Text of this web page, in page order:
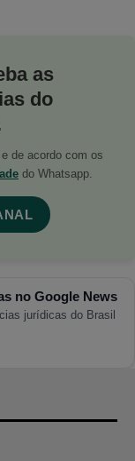
as
do
de acordo com os
do Whatsapp.
no Google News
jurídicas do Brasil